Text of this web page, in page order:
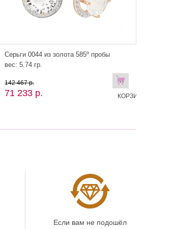
Серьги 0044 из золота 585º пробы
вес: 5.74 гр.
142 467 р.
71 233 р.
В
КОРЗИНУ
Если вам не подошёл